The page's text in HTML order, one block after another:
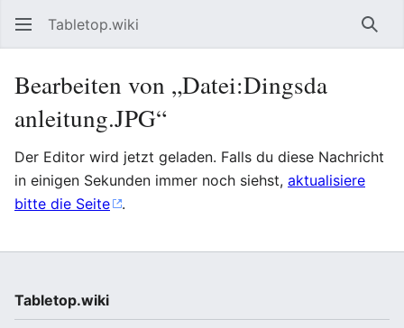
Tabletop.wiki
Bearbeiten von „Datei:Dingsda
anleitung.JPG“
Der Editor wird jetzt geladen. Falls du diese Nachricht
in einigen Sekunden immer noch siehst, aktualisiere
bitte die Seite
.
Tabletop.wiki